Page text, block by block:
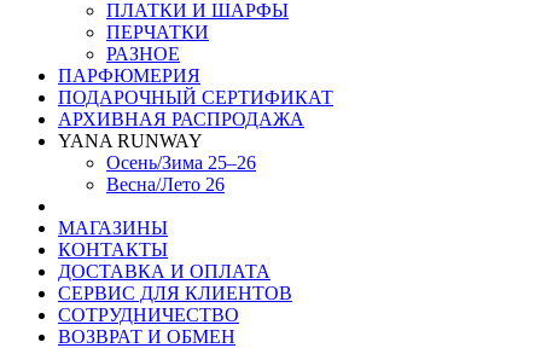
ПЛАТКИ И ШАРФЫ
ПЕРЧАТКИ
РАЗНОЕ
ПАРФЮМЕРИЯ
ПОДАРОЧНЫЙ СЕРТИФИКАТ
АРХИВНАЯ РАСПРОДАЖА
YANA RUNWAY
Осень/Зима 25–26
Весна/Лето 26
МАГАЗИНЫ
КОНТАКТЫ
ДОСТАВКА И ОПЛАТА
СЕРВИС ДЛЯ КЛИЕНТОВ
СОТРУДНИЧЕСТВО
ВОЗВРАТ И ОБМЕН